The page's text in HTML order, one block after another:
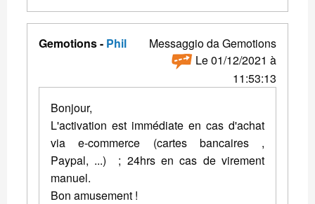
Gemotions - Phil
Messaggio da Gemotions
Le 01/12/2021 à
11:53:13
Bonjour,
L'activation est immédiate en cas d'achat
via e-commerce (cartes bancaires ,
Paypal, ...) ; 24hrs en cas de virement
manuel.
Bon amusement !